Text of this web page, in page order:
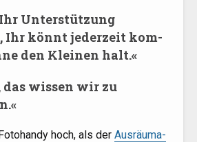
Unter­stüt­zung
Ihr könnt jeder­zeit kom­
den Klei­nen halt.«
das wis­sen wir zu
hoch, als der Aus­räuma­